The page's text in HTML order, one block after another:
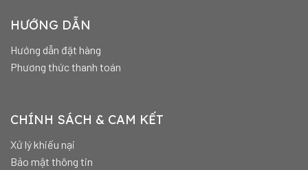
HƯỚNG DẪN
Hướng dẫn đặt hàng
Phương thức thanh toán
CHÍNH SÁCH & CAM KẾT
Xử lý khiếu nại
Bảo mật thông tin